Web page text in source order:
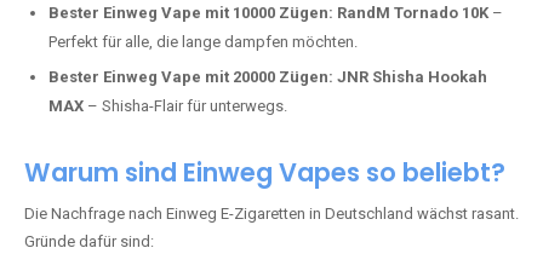
Bester Einweg Vape mit 10000 Zügen: RandM Tornado 10K
Perfekt für alle, die lange dampfen möchten.
Bester Einweg Vape mit 20000 Zügen: JNR Shisha Hookah
MAX – Shisha-Flair für unterwegs.
Warum sind Einweg Vapes so beliebt?
Die Nachfrage nach Einweg E-Zigaretten in Deutschland wächst rasant.
Gründe dafür sind: